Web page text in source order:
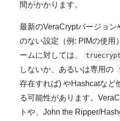
間がかかります。
最新のVeraCryptバージョン
のない設定（例: PIMの使用
ームに対しては、
しないか、あるいは専用の
存在すれば) やHashcatなど
る可能性があります。
トや、John the Ripper/